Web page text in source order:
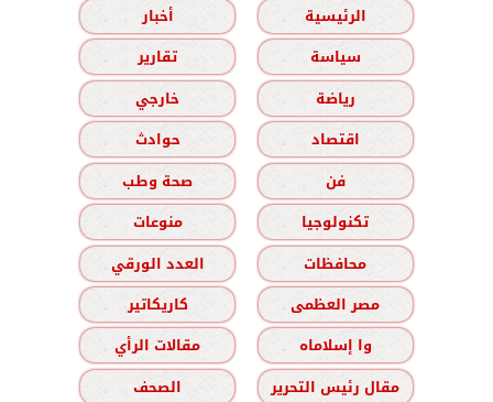
الرئيسية
أخبار
سياسة
تقارير
رياضة
خارجي
اقتصاد
حوادث
فن
صحة وطب
تكنولوجيا
منوعات
محافظات
العدد الورقي
مصر العظمى
كاريكاتير
وا إسلاماه
مقالات الرأي
مقال رئيس التحرير
الصحف